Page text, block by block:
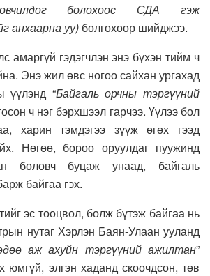
болохоос СДА гэж
анхаарна уу) болгохоор шийджээ.
гэдэгчлэн энэ бүхэн тийм ч
Энэ жил өвс ногоо сайхан ургахад
үүлэнд “Байгаль орчны тэргүүний
ч нэг бэрхшээл гарчээ. Үүлээ бол
харин тэмдэгээ зүүж өгөх гээд
Нөгөө, бороо оруулдаг пуужинд
боловч буцаж унаад, байгаль
байгаа гэх.
тооцвол, болж бүтэж байгаа нь
нутаг Хэрлэн Баян-Улаан ууланд
аж ахуйн тэргүүний ажилтан”
юмгүй, элгэн хаданд скоочдсон, төв